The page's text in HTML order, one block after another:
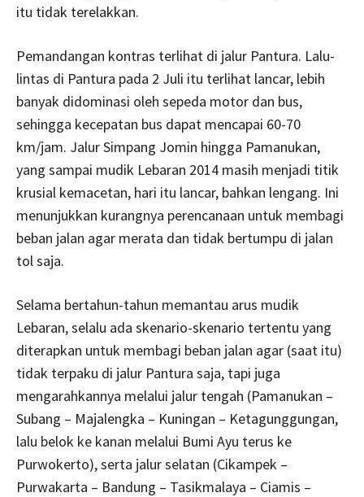
itu tidak terelakkan.
Pemandangan kontras terlihat di jalur Pantura. Lalu-
lintas di Pantura pada 2 Juli itu terlihat lancar, lebih
banyak didominasi oleh sepeda motor dan bus,
sehingga kecepatan bus dapat mencapai 60-70
km/jam. Jalur Simpang Jomin hingga Pamanukan,
yang sampai mudik Lebaran 2014 masih menjadi titik
krusial kemacetan, hari itu lancar, bahkan lengang. Ini
menunjukkan kurangnya perencanaan untuk membagi
beban jalan agar merata dan tidak bertumpu di jalan
tol saja.
Selama bertahun-tahun memantau arus mudik
Lebaran, selalu ada skenario-skenario tertentu yang
diterapkan untuk membagi beban jalan agar (saat itu)
tidak terpaku di jalur Pantura saja, tapi juga
mengarahkannya melalui jalur tengah (Pamanukan –
Subang – Majalengka – Kuningan – Ketagunggungan,
lalu belok ke kanan melalui Bumi Ayu terus ke
Purwokerto), serta jalur selatan (Cikampek –
Purwakarta – Bandung – Tasikmalaya – Ciamis –